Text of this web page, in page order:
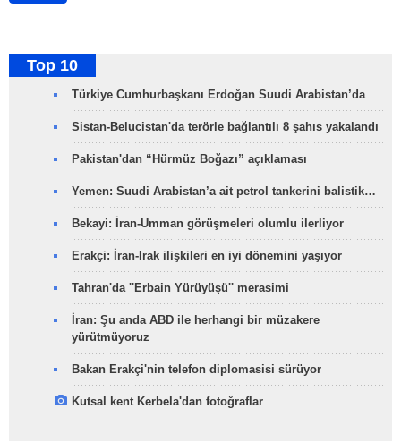
Top 10
Türkiye Cumhurbaşkanı Erdoğan Suudi Arabistan’da
Sistan-Belucistan'da terörle bağlantılı 8 şahıs yakalandı
Pakistan'dan “Hürmüz Boğazı” açıklaması
Yemen: Suudi Arabistan’a ait petrol tankerini balistik…
Bekayi: İran-Umman görüşmeleri olumlu ilerliyor
Erakçi: İran-Irak ilişkileri en iyi dönemini yaşıyor
Tahran'da ''Erbain Yürüyüşü'' merasimi
İran: Şu anda ABD ile herhangi bir müzakere
yürütmüyoruz
Bakan Erakçi'nin telefon diplomasisi sürüyor
Kutsal kent Kerbela'dan fotoğraflar